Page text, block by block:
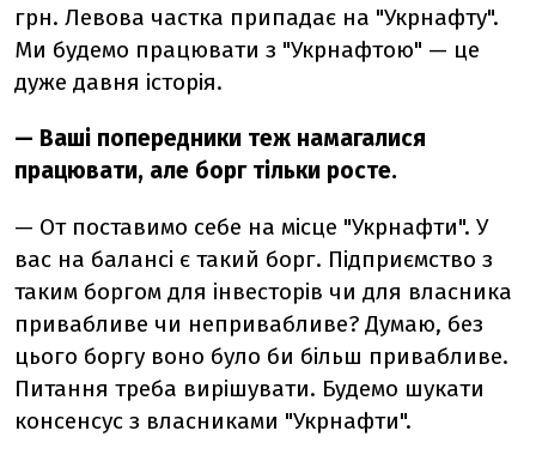
грн. Левова частка припадає на "Укрнафту".
Ми будемо працювати з "Укрнафтою" — це
дуже давня історія.
— Ваші попередники теж намагалися
працювати, але борг тільки росте.
— От поставимо себе на місце "Укрнафти". У
вас на балансі є такий борг. Підприємство з
таким боргом для інвесторів чи для власника
привабливе чи непривабливе? Думаю, без
цього боргу воно було би більш привабливе.
Питання треба вирішувати. Будемо шукати
консенсус з власниками "Укрнафти".